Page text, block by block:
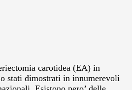
carotidea (EA) in
stati dimostrati in innumerevoli